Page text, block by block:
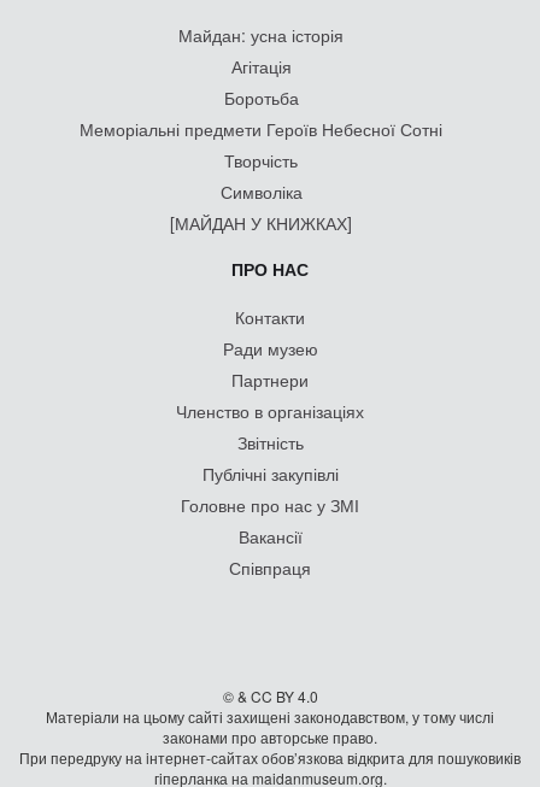
Майдан: усна історія
Агітація
Боротьба
Меморіальні предмети Героїв Небесної Сотні
Творчість
Символіка
[МАЙДАН У КНИЖКАХ]
ПРО НАС
Контакти
Ради музею
Партнери
Членство в організаціях
Звітність
Публічні закупівлі
Головне про нас у ЗМІ
Вакансії
Співпраця
© & CC BY 4.0
Матеріали на цьому сайті захищені законодавством, у тому числі
законами про авторське право.
При передруку на iнтернет-сайтах обов’язкова відкрита для пошуковиків
гiперланка на maidanmuseum.org.